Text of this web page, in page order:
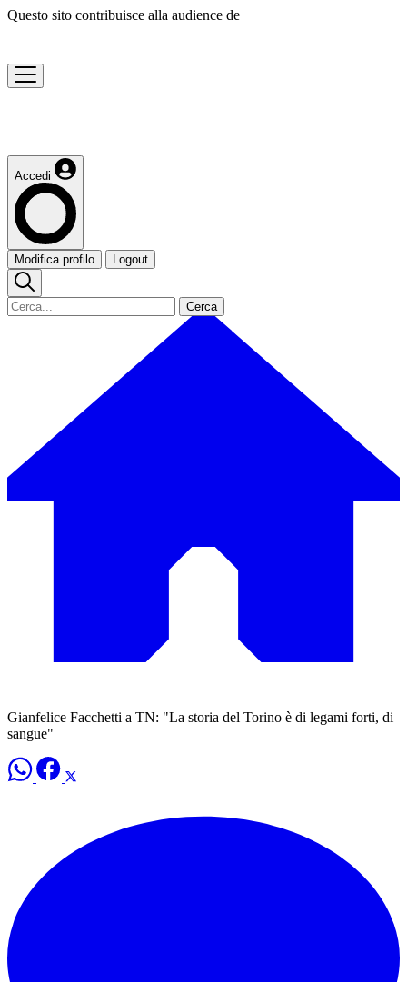
Questo sito contribuisce alla audience de
Accedi
Modifica profilo Logout
Cerca
Gianfelice Facchetti a TN: "La storia del Torino è di legami forti, di
sangue"